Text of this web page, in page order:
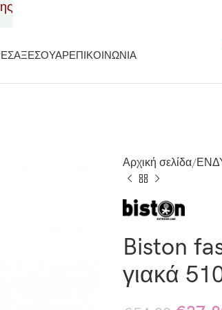
ΑΞΕΣΟΥΑΡΕΠΙΚΟΙΝΩΝΙΑ
Αρχική σελίδα
Biston
γιακά